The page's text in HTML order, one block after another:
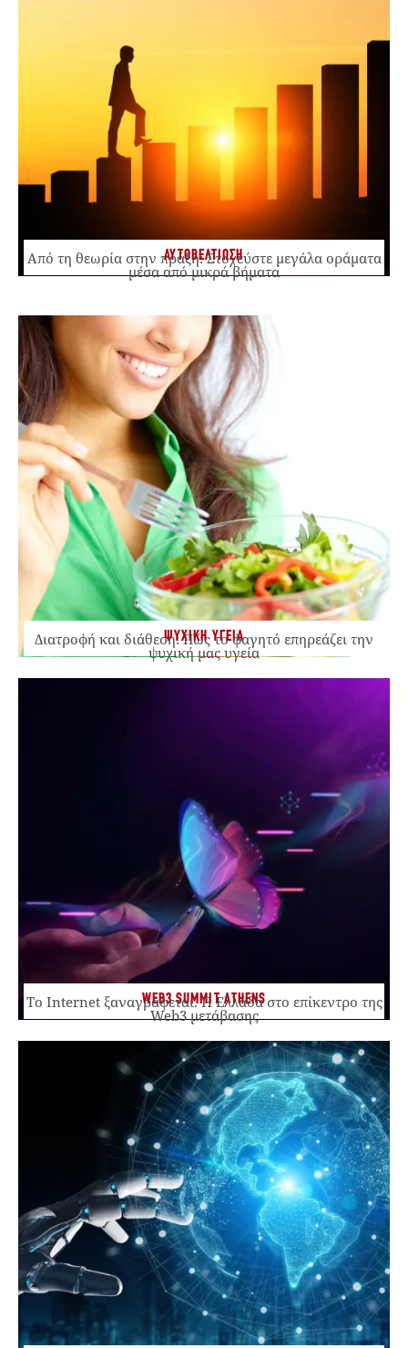
ΑΥΤΟΒΕΛΤΙΩΣΗ
Από τη θεωρία στην πράξη: Στοχεύστε μεγάλα οράματα
μέσα από μικρά βήματα
ΨΥΧΙΚΗ ΥΓΕΙΑ
Διατροφή και διάθεση: Πώς το φαγητό επηρεάζει την
ψυχική μας υγεία
WEB3 SUMMIT ATHENS
Το Internet ξαναγράφεται. Η Ελλάδα στο επίκεντρο της
Web3 μετάβασης